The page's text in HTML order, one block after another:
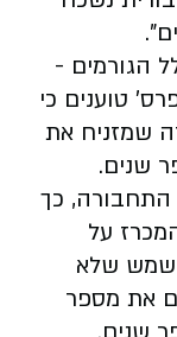
הגורמים -
טוענים כי
שמזניח את
שנים.
כך
על
שמש שלא
את מספר